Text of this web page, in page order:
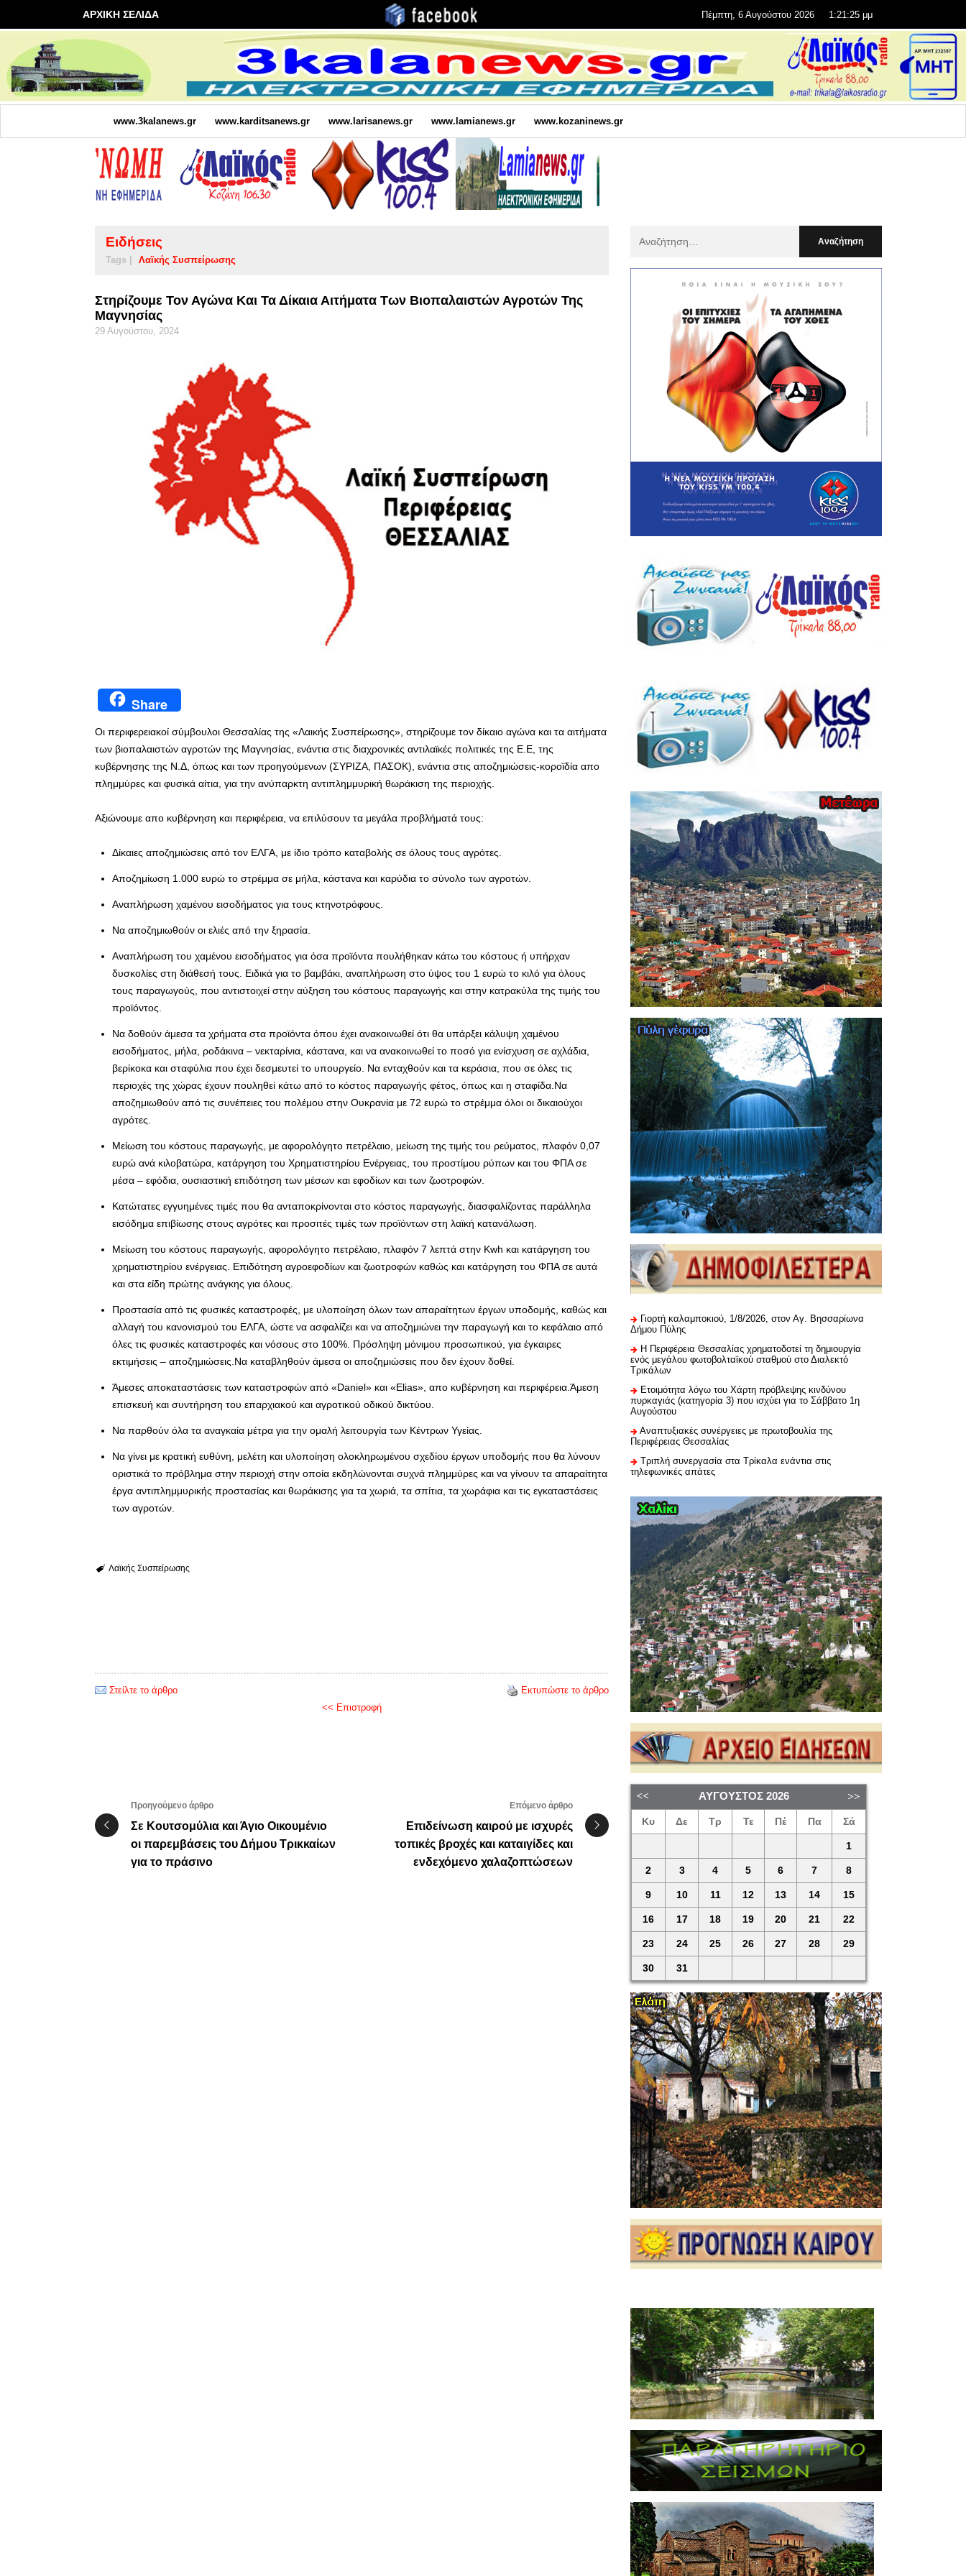
ΑΡΧΙΚΗ ΣΕΛΙΔΑ Πέμπτη, 6 Αυγούστου 2026 1:21:27 μμ
www.3kalanews.gr www.karditsanews.gr www.larisanews.gr www.lamianews.gr www.kozaninews.gr
Ειδήσεις
Tags | Λαϊκής Συσπείρωσης
Στηρίζουμε Τον Αγώνα Και Τα Δίκαια Αιτήματα Των Βιοπαλαιστών Αγροτών Της
Μαγνησίας
29 Αυγούστου, 2024
Share
Οι περιφερειακοί σύμβουλοι Θεσσαλίας της «Λαικής Συσπείρωσης», στηρίζουμε τον δίκαιο αγώνα και τα αιτήματα
των βιοπαλαιστών αγροτών της Μαγνησίας, ενάντια στις διαχρονικές αντιλαϊκές πολιτικές της Ε.Ε, της
κυβέρνησης της Ν.Δ, όπως και των προηγούμενων (ΣΥΡΙΖΑ, ΠΑΣΟΚ), ενάντια στις αποζημιώσεις-κοροϊδία απο
πλημμύρες και φυσικά αίτια, για την ανύπαρκτη αντιπλημμυρική θωράκιση της περιοχής.
Αξιώνουμε απο κυβέρνηση και περιφέρεια, να επιλύσουν τα μεγάλα προβλήματά τους:
Δίκαιες αποζημιώσεις από τον ΕΛΓΑ, με ίδιο τρόπο καταβολής σε όλους τους αγρότες.
Αποζημίωση 1.000 ευρώ το στρέμμα σε μήλα, κάστανα και καρύδια το σύνολο των αγροτών.
Αναπλήρωση χαμένου εισοδήματος για τους κτηνοτρόφους.
Να αποζημιωθούν οι ελιές από την ξηρασία.
Αναπλήρωση του χαμένου εισοδήματος για όσα προϊόντα πουλήθηκαν κάτω του κόστους ή υπήρχαν
δυσκολίες στη διάθεσή τους. Ειδικά για το βαμβάκι, αναπλήρωση στο ύψος του 1 ευρώ το κιλό για όλους
τους παραγωγούς, που αντιστοιχεί στην αύξηση του κόστους παραγωγής και στην κατρακύλα της τιμής του
προϊόντος.
Να δοθούν άμεσα τα χρήματα στα προϊόντα όπου έχει ανακοινωθεί ότι θα υπάρξει κάλυψη χαμένου
εισοδήματος, μήλα, ροδάκινα – νεκταρίνια, κάστανα, και να ανακοινωθεί το ποσό για ενίσχυση σε αχλάδια,
βερίκοκα και σταφύλια που έχει δεσμευτεί το υπουργείο. Να ενταχθούν και τα κεράσια, που σε όλες τις
περιοχές της χώρας έχουν πουληθεί κάτω από το κόστος παραγωγής φέτος, όπως και η σταφίδα.Να
αποζημιωθούν από τις συνέπειες του πολέμου στην Ουκρανία με 72 ευρώ το στρέμμα όλοι οι δικαιούχοι
αγρότες.
Μείωση του κόστους παραγωγής, με αφορολόγητο πετρέλαιο, μείωση της τιμής του ρεύματος, πλαφόν 0,07
ευρώ ανά κιλοβατώρα, κατάργηση του Χρηματιστηρίου Ενέργειας, του προστίμου ρύπων και του ΦΠΑ σε
μέσα – εφόδια, ουσιαστική επιδότηση των μέσων και εφοδίων και των ζωοτροφών.
Κατώτατες εγγυημένες τιμές που θα ανταποκρίνονται στο κόστος παραγωγής, διασφαλίζοντας παράλληλα
εισόδημα επιβίωσης στους αγρότες και προσιτές τιμές των προϊόντων στη λαϊκή κατανάλωση.
Μείωση του κόστους παραγωγής, αφορολόγητο πετρέλαιο, πλαφόν 7 λεπτά στην Kwh και κατάργηση του
χρηματιστηρίου ενέργειας. Επιδότηση αγροεφοδίων και ζωοτροφών καθώς και κατάργηση του ΦΠΑ σε αυτά
και στα είδη πρώτης ανάγκης για όλους.
Προστασία από τις φυσικές καταστροφές, με υλοποίηση όλων των απαραίτητων έργων υποδομής, καθώς και
αλλαγή του κανονισμού του ΕΛΓΑ, ώστε να ασφαλίζει και να αποζημιώνει την παραγωγή και το κεφάλαιο από
όλες τις φυσικές καταστροφές και νόσους στο 100%. Πρόσληψη μόνιμου προσωπικού, για έγκαιρες
εκτιμήσεις – αποζημιώσεις.Να καταβληθούν άμεσα οι αποζημιώσεις που δεν έχουν δοθεί.
Άμεσες αποκαταστάσεις των καταστροφών από «Daniel» και «Elias», απο κυβέρνηση και περιφέρεια.Άμεση
επισκευή και συντήρηση του επαρχιακού και αγροτικού οδικού δικτύου.
Να παρθούν όλα τα αναγκαία μέτρα για την ομαλή λειτουργία των Κέντρων Υγείας.
Να γίνει με κρατική ευθύνη, μελέτη και υλοποίηση ολοκληρωμένου σχεδίου έργων υποδομής που θα λύνουν
οριστικά το πρόβλημα στην περιοχή στην οποία εκδηλώνονται συχνά πλημμύρες και να γίνουν τα απαραίτητα
έργα αντιπλημμυρικής προστασίας και θωράκισης για τα χωριά, τα σπίτια, τα χωράφια και τις εγκαταστάσεις
των αγροτών.
Λαϊκής Συσπείρωσης
Στείλτε το άρθρο
Εκτυπώστε το άρθρο
<< Επιστροφή
Προηγούμενο άρθρο
Σε Κουτσομύλια και Άγιο Οικουμένιο
οι παρεμβάσεις του Δήμου Τρικκαίων
για το πράσινο
Επόμενο άρθρο
Επιδείνωση καιρού με ισχυρές
τοπικές βροχές και καταιγίδες και
ενδεχόμενο χαλαζοπτώσεων
:
Γιορτή καλαμποκιού, 1/8/2026, στον Αγ. Βησσαρίωνα
Δήμου Πύλης
H Περιφέρεια Θεσσαλίας χρηματοδοτεί τη δημιουργία
ενός μεγάλου φωτοβολταϊκού σταθμού στο Διαλεκτό
Τρικάλων
Ετοιμότητα λόγω του Χάρτη πρόβλεψης κινδύνου
πυρκαγιάς (κατηγορία 3) που ισχύει για το Σάββατο 1η
Αυγούστου
Αναπτυξιακές συνέργειες με πρωτοβουλία της
Περιφέρειας Θεσσαλίας
Τριπλή συνεργασία στα Τρίκαλα ενάντια στις
τηλεφωνικές απάτες
ΑΎΓΟΥΣΤΟΣ 2026
Κυ Δε Τρ Τε Πέ Πα Σά
1
2 3 4 5 6 7 8
9 10 11 12 13 14 15
16 17 18 19 20 21 22
23 24 25 26 27 28 29
30 31